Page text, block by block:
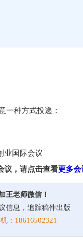
一种方式投递：
业国际会议
议，请点击查看更多会
王老师微信！
信息，追踪稿件出版
：18616502321